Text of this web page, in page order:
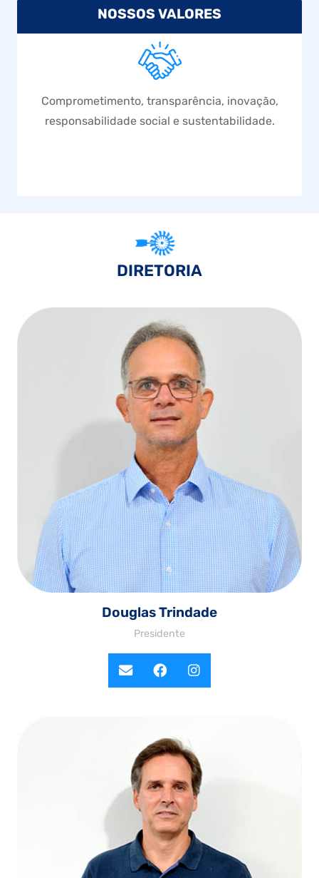
NOSSOS VALORES
Comprometimento, transparência, inovação,
responsabilidade social e sustentabilidade.
DIRETORIA
Douglas Trindade
Presidente